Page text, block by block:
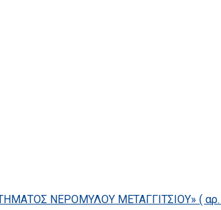
ΝΕΡΟΜΥΛΟΥ ΜΕΤΑΓΓΙΤΣΙΟΥ» ( αρ.